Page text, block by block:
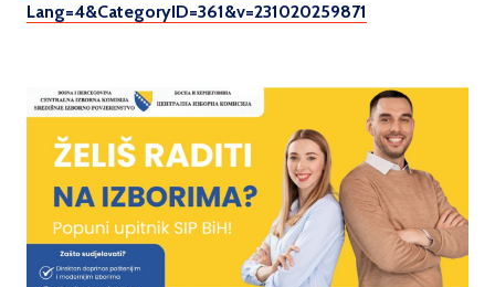
Lang=4&CategoryID=361&v=231020259871